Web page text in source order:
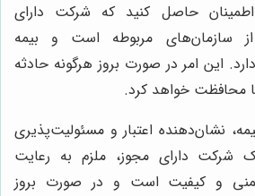
اطمینان حاصل کنید که شرکت دارای
سازمان‌های مربوطه است و بیمه
این امر در صورت بروز هرگونه حادثه
محافظت خواهد کرد.
نشان‌دهنده اعتبار و مسئولیت‌پذیری
دارای مجوز، ملزم به رعایت
ایمنی و کیفیت است و در صورت بروز